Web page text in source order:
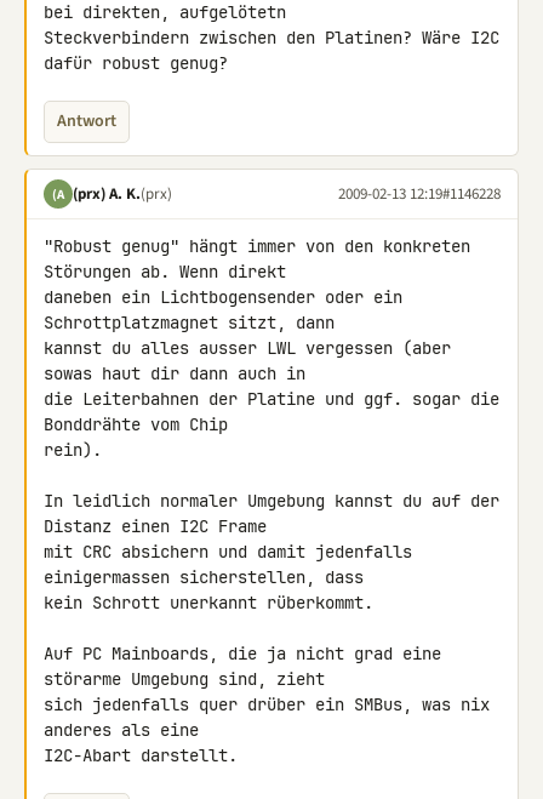
bei direkten, aufgelötetn
Steckverbindern zwischen den Platinen? Wäre I2C
dafür robust genug?
Antwort
(A (prx) A. K.(prx) 2009-02-13 12:19#1146228
"Robust genug" hängt immer von den konkreten
Störungen ab. Wenn direkt
daneben ein Lichtbogensender oder ein
Schrottplatzmagnet sitzt, dann
kannst du alles ausser LWL vergessen (aber
sowas haut dir dann auch in
die Leiterbahnen der Platine und ggf. sogar die
Bonddrähte vom Chip
rein).
In leidlich normaler Umgebung kannst du auf der
Distanz einen I2C Frame
mit CRC absichern und damit jedenfalls
einigermassen sicherstellen, dass
kein Schrott unerkannt rüberkommt.
Auf PC Mainboards, die ja nicht grad eine
störarme Umgebung sind, zieht
sich jedenfalls quer drüber ein SMBus, was nix
anderes als eine
I2C-Abart darstellt.